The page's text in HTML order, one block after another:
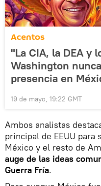
Acentos
"La CIA, la DEA y
Washington
presencia en
19 de mayo, 19:22 GMT
Ambos analistas
principal de EEUU para
México y el resto de
auge de las ideas
Guerra Fría.